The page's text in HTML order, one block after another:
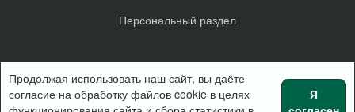
Персональный раздел
© Интернет-магазин одежды, 2018
Продолжая использовать наш сайт, вы даёте
согласие на обработку файлов cookie в целях
Я